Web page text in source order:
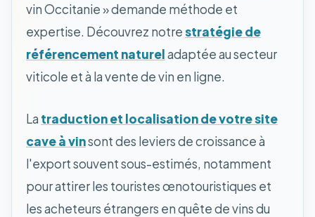
vin Occitanie » demande méthode et
expertise. Découvrez notrestratégie de
référencement natureladaptée au secteur
viticole et à la vente de vin en ligne.
La traduction et localisation de votre site
cave à vinsont des leviers de croissance à
l'export souvent sous-estimés, notamment
pour attirer les touristes œnotouristiques et
les acheteurs étrangers en quête de vins du